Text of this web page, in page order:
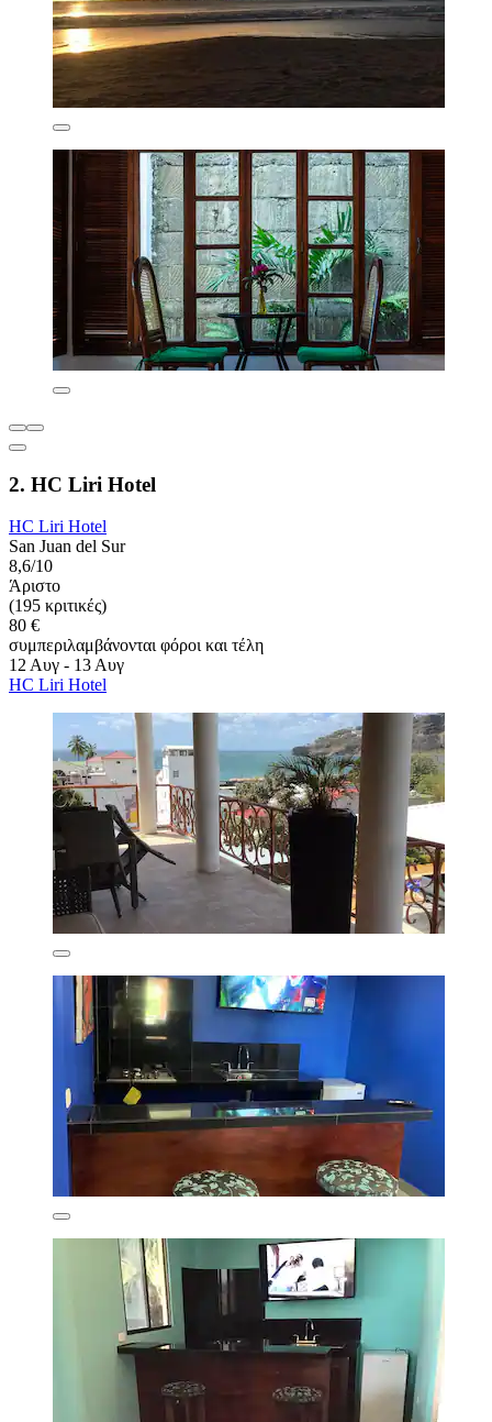
2. HC Liri Hotel
HC Liri Hotel
San Juan del Sur
8,6/10
Άριστο
(195 κριτικές)
80 €
συμπεριλαμβάνονται φόροι και τέλη
12 Αυγ - 13 Αυγ
HC Liri Hotel